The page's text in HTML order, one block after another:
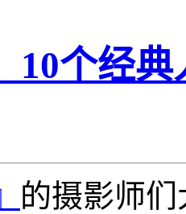
10个经
的摄影师